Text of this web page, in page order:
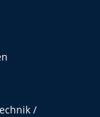
/